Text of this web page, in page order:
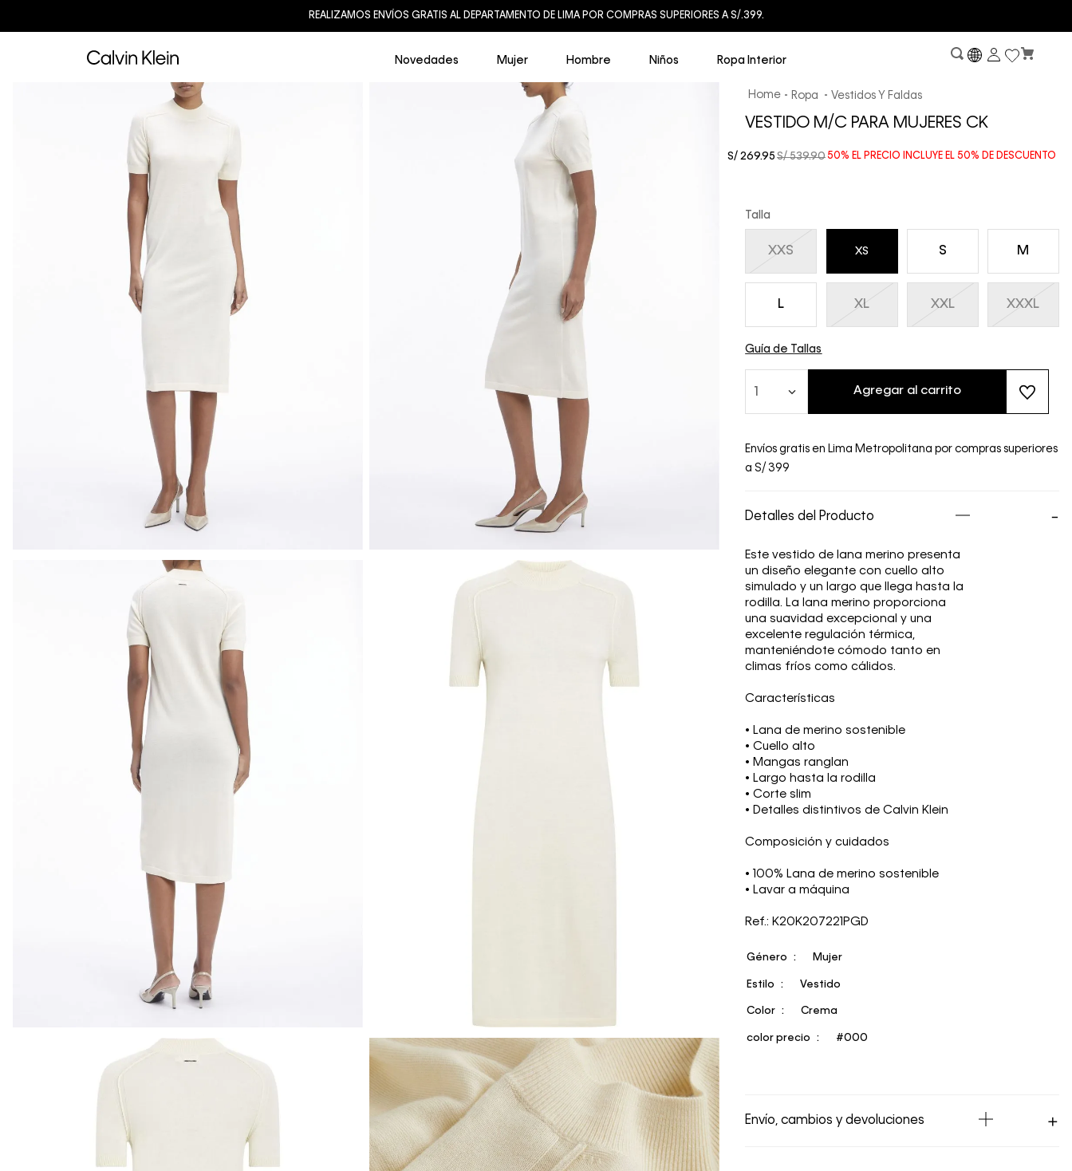
AL DEPARTAMENTO DE LIMA POR COMPRAS SUPERIORES A S/.399.
Novedades Mujer Hombre Niños Ropa Interior
Ropa Vestidos Y Faldas
VESTIDO M/C PARA MUJERES CK
50% EL PRECIO INCLUYE EL 50% DE DESCUENTO
S/ 539.90
S/ 269.95
Talla
L
M
S
XL
XS
XXL
XXS
XXXL
Guía de Tallas
1 Agregar al carrito
Envíos gratis en Lima Metropolitana por compras superiores
a S/ 399
Detalles del Producto
Este vestido de lana merino presenta
un diseño elegante con cuello alto
simulado y un largo que llega hasta la
rodilla. La lana merino proporciona
una suavidad excepcional y una
excelente regulación térmica,
manteniéndote cómodo tanto en
climas fríos como cálidos.
Características
• Lana de merino sostenible
• Cuello alto
• Mangas ranglan
• Largo hasta la rodilla
• Corte slim
• Detalles distintivos de Calvin Klein
Composición y cuidados
• 100% Lana de merino sostenible
• Lavar a máquina
Ref.: K20K207221PGD
Género Mujer
Estilo Vestido
Color Crema
color precio #000
Envío, cambios y devoluciones